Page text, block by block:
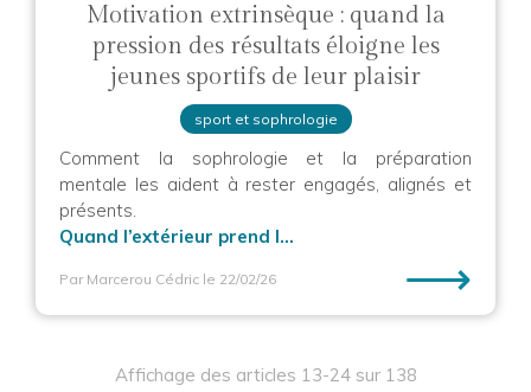
Motivation extrinsèque : quand la
pression des résultats éloigne les
jeunes sportifs de leur plaisir
sport et sophrologie
Comment la sophrologie et la préparation
mentale les aident à rester engagés, alignés et
présents.
Quand l’extérieur prend l...
Par Marcerou Cédric le 22/02/26 ⟶
Affichage des articles 13-24 sur 138